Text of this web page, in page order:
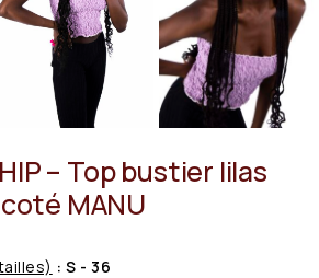
– Top bustier lilas
MANU
: S - 36